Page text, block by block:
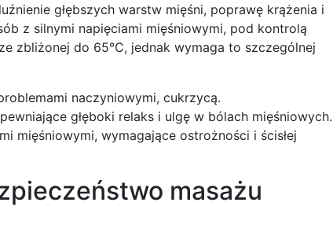
głębszych warstw mięśni, poprawę krążenia i
z silnymi napięciami mięśniowymi, pod kontrolą
zbliżonej do 65°C, jednak wymaga to szczególnej
naczyniowymi, cukrzycą.
głęboki relaks i ulgę w bólach mięśniowych.
mięśniowymi, wymagające ostrożności i ścisłej
masażu